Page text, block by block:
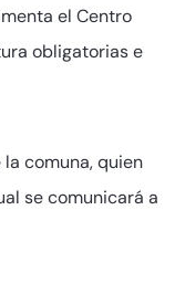
el Centro
obligatorias e
comuna, quien
se comunicará a